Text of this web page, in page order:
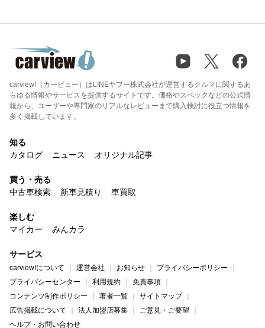
carview!（カービュー）はLINEヤフー株式会社が運営するクルマに関するあ
らゆる情報やサービスを提供するサイトです。価格やスペックなどの公式情
報から、ユーザーや専門家のリアルなレビューまで購入検討に役立つ情報を
多く掲載しています。
知る
カタログ
ニュース オリジナル記事
買う・売る
中古車検索
新車見積り 車買取
楽しむ
マイカー
みんカラ
サービス
carview!について 運営会社 お知らせ
プライバシーポリシー
プライバシーセンター
利用規約
免責事項
コンテンツ制作ポリシー
著者一覧
サイトマップ
広告掲載について
法人加盟店募集
ご意見・ご要望
ヘルプ・お問い合わせ